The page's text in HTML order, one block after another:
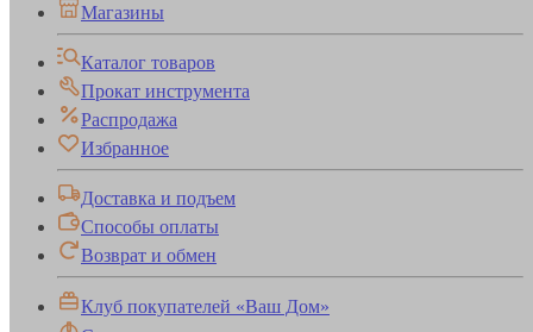
Магазины
Каталог товаров
Прокат инструмента
Распродажа
Избранное
Доставка и подъем
Способы оплаты
Возврат и обмен
Клуб покупателей «Ваш Дом»